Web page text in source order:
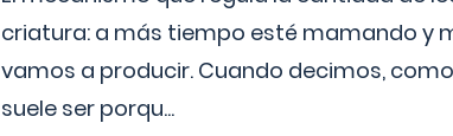
criatura: a más tiempo esté mamando y
vamos a producir. Cuando decimos,
suele ser porqu...